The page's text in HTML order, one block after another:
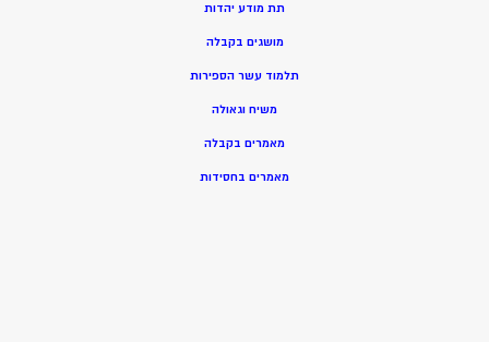
תת מודע יהדות
מושגים בקבלה
תלמוד עשר הספירות
משיח וגאולה
מאמרים בקבלה
מאמרים בחסידות